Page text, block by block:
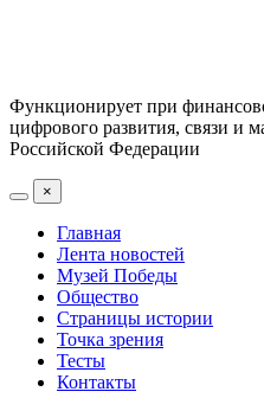
Функционирует при
цифрового развития, связи и
Российской Федерации
×
Главная
Лента новостей
Музей Победы
Общество
Страницы истории
Точка зрения
Тесты
Контакты